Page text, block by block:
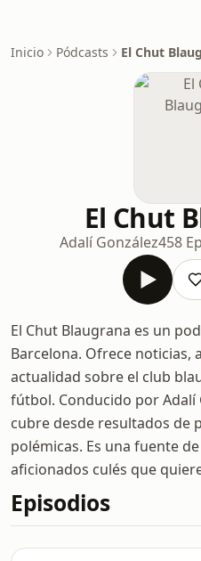
Inicio Pódcasts El Chut
El Chut
Adalí González458
El Chut Blaugrana es un
Barcelona. Ofrece noticias,
actualidad sobre el club
fútbol. Conducido por Adalí
cubre desde resultados de
polémicas. Es una fuente
aficionados culés que
Episodios